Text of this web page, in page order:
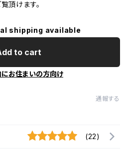
頂けます。
shipping available
to cart
にお住まいの方向け
通報する
(22)